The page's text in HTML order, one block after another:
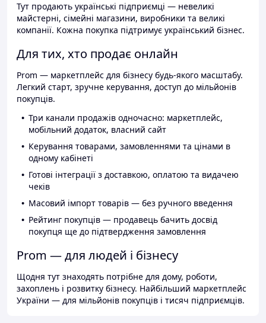
Тут продають українські підприємці — невеликі
майстерні, сімейні магазини, виробники та великі
компанії. Кожна покупка підтримує український бізнес.
Для тих, хто продає онлайн
Prom — маркетплейс для бізнесу будь-якого масштабу.
Легкий старт, зручне керування, доступ до мільйонів
покупців.
Три канали продажів одночасно: маркетплейс,
мобільний додаток, власний сайт
Керування товарами, замовленнями та цінами в
одному кабінеті
Готові інтеграції з доставкою, оплатою та видачею
чеків
Масовий імпорт товарів — без ручного введення
Рейтинг покупців — продавець бачить досвід
покупця ще до підтвердження замовлення
Prom — для людей і бізнесу
Щодня тут знаходять потрібне для дому, роботи,
захоплень і розвитку бізнесу. Найбільший маркетплейс
України — для мільйонів покупців і тисяч підприємців.